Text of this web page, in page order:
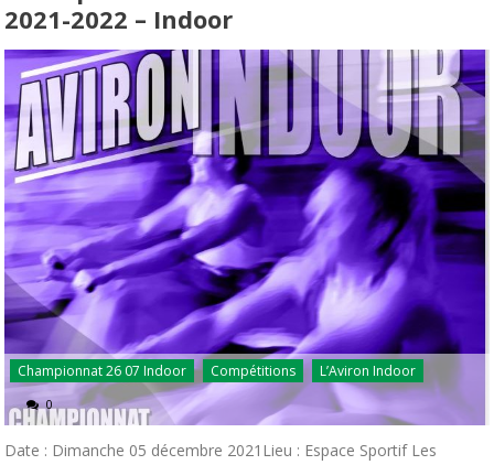
2021-2022 – Indoor
Championnat 26 07 Indoor Compétitions L’Aviron Indoor
0
Date : Dimanche 05 décembre 2021Lieu : Espace Sportif Les